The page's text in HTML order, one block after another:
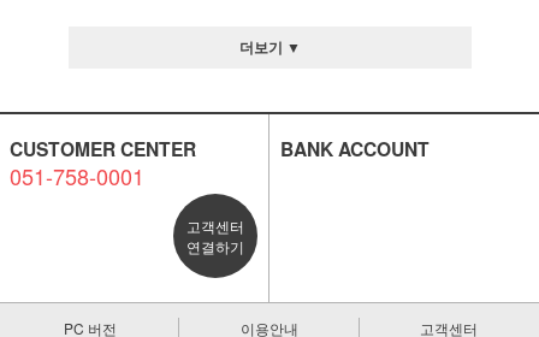
더보기 ▼
CUSTOMER CENTER
051-758-0001
고객센터
연결하기
BANK ACCOUNT
PC 버전 이용안내 고객센터